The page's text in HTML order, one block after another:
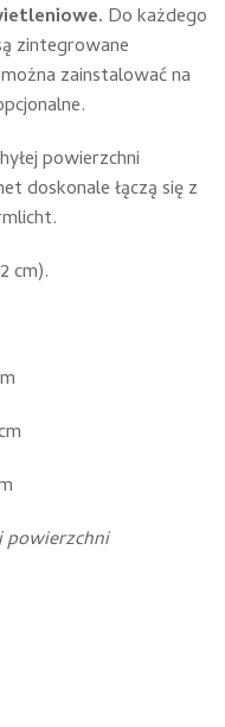
Do każdego
zintegrowane
zainstalować na
powierzchni
doskonale łączą się z
cm).
powierzchni